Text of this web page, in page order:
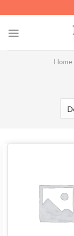
to
content
Home